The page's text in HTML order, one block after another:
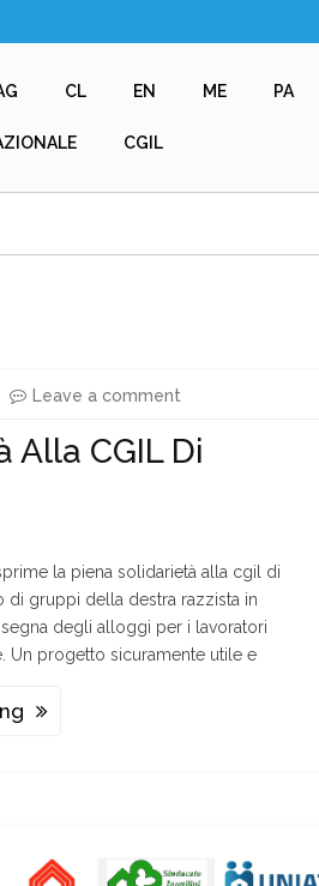
CL EN ME PA
CGIL
Leave a comment
Alla CGIL Di
la piena solidarietà alla cgil di
di gruppi della destra razzista in
degli alloggi per i lavoratori
Un progetto sicuramente utile e